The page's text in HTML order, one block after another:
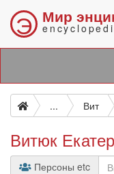
Э Мир
... Вит
Витюк
Персоны etc